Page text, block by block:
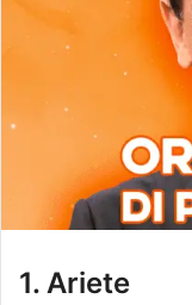
1. Ariete